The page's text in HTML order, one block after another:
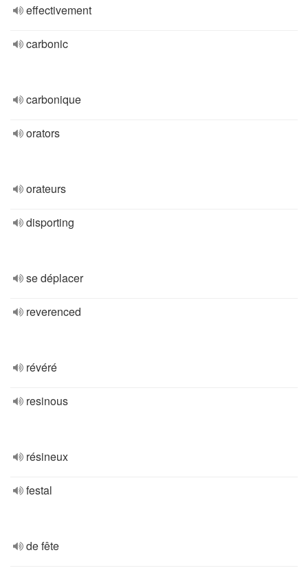
effectivement
carbonic
carbonique
orators
orateurs
disporting
se déplacer
reverenced
révéré
resinous
résineux
festal
de fête